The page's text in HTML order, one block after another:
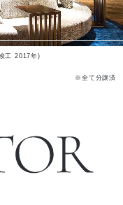
工 2017年)
※全て分譲済